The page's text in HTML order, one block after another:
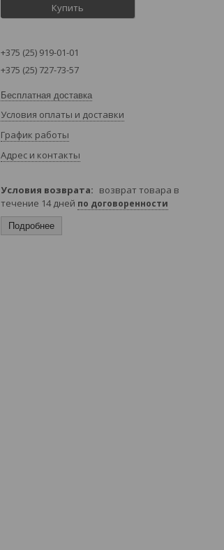
Купить
+375 (25) 919-01-01
+375 (25) 727-73-57
Бесплатная доставка
Условия оплаты и доставки
График работы
Адрес и контакты
возврат товара в
течение 14 дней по договоренности
Подробнее